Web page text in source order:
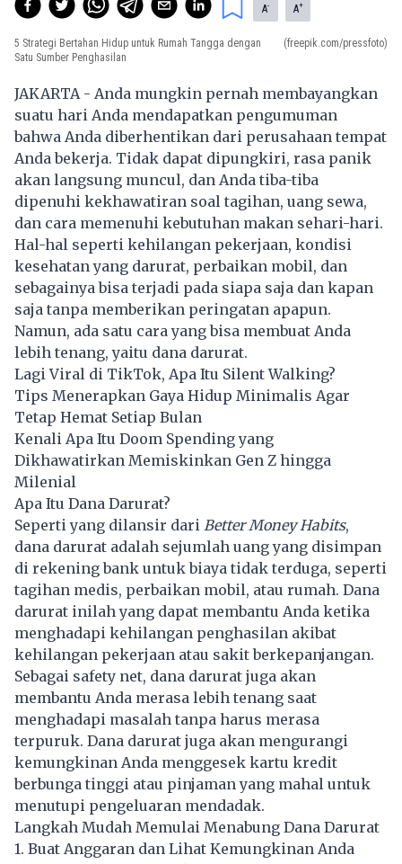
A- A+
5 Strategi Bertahan Hidup untuk Rumah Tangga dengan
Satu Sumber Penghasilan
(freepik.com/pressfoto)
JAKARTA - Anda mungkin pernah membayangkan
suatu hari Anda mendapatkan pengumuman
bahwa Anda diberhentikan dari perusahaan tempat
Anda bekerja. Tidak dapat dipungkiri, rasa panik
akan langsung muncul, dan Anda tiba-tiba
dipenuhi kekhawatiran soal tagihan, uang sewa,
dan cara memenuhi kebutuhan makan sehari-hari.
Hal-hal seperti kehilangan pekerjaan, kondisi
kesehatan yang darurat, perbaikan mobil, dan
sebagainya bisa terjadi pada siapa saja dan kapan
saja tanpa memberikan peringatan apapun.
Namun, ada satu cara yang bisa membuat Anda
lebih tenang, yaitu dana darurat.
Lagi Viral di TikTok, Apa Itu Silent Walking?
Tips Menerapkan Gaya Hidup Minimalis Agar
Tetap Hemat Setiap Bulan
Kenali Apa Itu Doom Spending yang
Dikhawatirkan Memiskinkan Gen Z hingga
Milenial
Apa Itu Dana Darurat?
Seperti yang dilansir dari Better Money Habits,
dana darurat adalah sejumlah uang yang disimpan
di rekening bank untuk biaya tidak terduga, seperti
tagihan medis, perbaikan mobil, atau rumah. Dana
darurat inilah yang dapat membantu Anda ketika
menghadapi kehilangan penghasilan akibat
kehilangan pekerjaan atau sakit berkepanjangan.
Sebagai safety net, dana darurat juga akan
membantu Anda merasa lebih tenang saat
menghadapi masalah tanpa harus merasa
terpuruk. Dana darurat juga akan mengurangi
kemungkinan Anda menggesek kartu kredit
berbunga tinggi atau pinjaman yang mahal untuk
menutupi pengeluaran mendadak.
Langkah Mudah Memulai Menabung Dana Darurat
1. Buat Anggaran dan Lihat Kemungkinan Anda